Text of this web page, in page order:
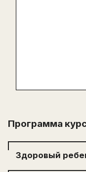
Программа
Здоровый